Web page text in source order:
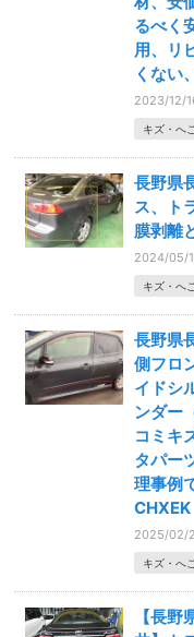
るべく
用、リ
くない
2023/12/
キズ・へ
長野県
ス、ト
膜剥離
2024/05/
キズ・へ
長野県
側フロ
イドシ
ンダー
コミキ
タパー
理事例
CHXEK
2025/02/
キズ・へ
【長